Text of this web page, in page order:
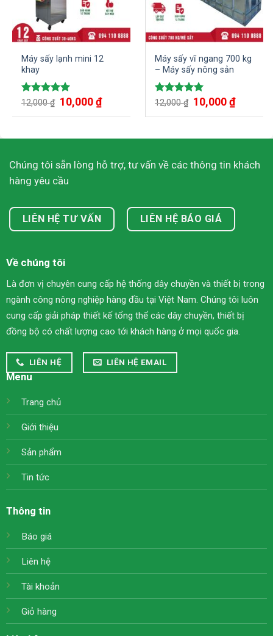
Máy sấy lạnh mini 12
khay
Được xếp
12,000₫ 10,000₫
Máy sấy vĩ ngang 700 kg
– Máy sấy nông sản
Được xếp
12,000₫ 10,000₫
Chúng tôi sẵn lòng hỗ trợ, tư vấn về các thông tin khách
hàng yêu cầu
LIÊN HỆ TƯ VẤN LIÊN HỆ BÁO GIÁ
Về chúng tôi
Là đơn vị chuyên cung cấp hệ thống dây chuyền và thiết bị trong
ngành công nông nghiệp hàng đầu tại Việt Nam. Chúng tôi luôn
cung cấp giải pháp thiết kế tổng thể các dây chuyền, thiết bị
đồng bộ có chất lượng cao tới khách hàng ở mọi quốc gia.
LIÊN HỆ LIÊN HỆ EMAIL
Menu
Trang chủ
Giới thiệu
Sản phẩm
Tin tức
Thông tin
Báo giá
Liên hệ
Tài khoản
Giỏ hàng